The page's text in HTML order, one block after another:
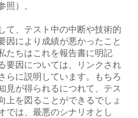
照）。
て、テスト中の中断や技術的
因により成績が悪かったこと
たちはこれを報告書に明記
要因については、リンクされ
らに説明しています。もちろ
見が得られるにつれて、テス
上を図ることができるでしょ
では、最悪のシナリオとし